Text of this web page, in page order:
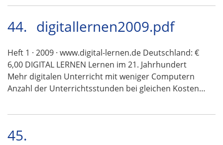
44. digitallernen2009.pdf
Heft 1 · 2009 · www.digital-lernen.de Deutschland: €
6,00 DIGITAL LERNEN Lernen im 21. Jahrhundert
Mehr digitalen Unterricht mit weniger Computern
Anzahl der Unterrichtsstunden bei gleichen Kosten…
45.